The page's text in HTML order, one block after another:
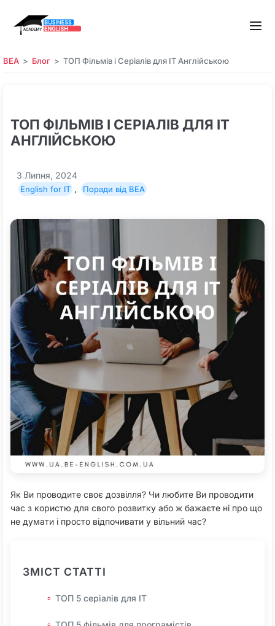
BEA Блог ТОП Фільмів і Серіалів для IT Англійською
ТОП ФІЛЬМІВ І СЕРІАЛІВ ДЛЯ IT
АНГЛІЙСЬКОЮ
3 Липня, 2024
English for IT , Поради від BEA
Як Ви проводите своє дозвілля? Чи любите Ви проводити
час з користю для свого розвитку або ж бажаєте ні про що
не думати і просто відпочивати у вільний час?
ЗМІСТ СТАТТІ
ТОП 5 серіалів для IT